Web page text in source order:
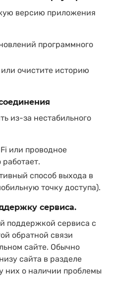
версию приложения
программного
очистите историю
из-за нестабильного
или проводное
способ выхода в
точку доступа).
сервиса.
поддержкой сервиса с
обратной связи
сайте. Обычно
сайта в разделе
них о наличии проблемы